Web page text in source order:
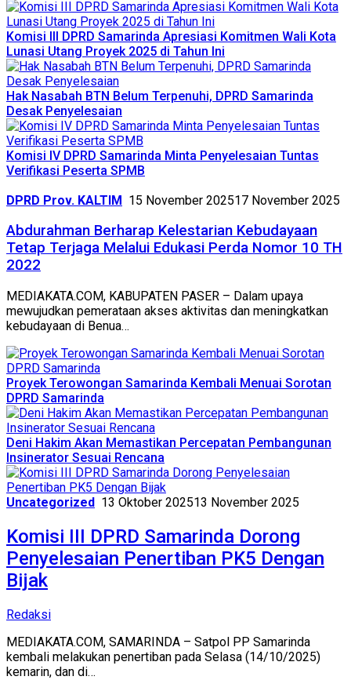
Komisi III DPRD Samarinda Apresiasi Komitmen Wali Kota
Lunasi Utang Proyek 2025 di Tahun Ini
Hak Nasabah BTN Belum Terpenuhi, DPRD Samarinda
Desak Penyelesaian
Komisi IV DPRD Samarinda Minta Penyelesaian Tuntas
Verifikasi Peserta SPMB
DPRD Prov. KALTIM 15 November 202517 November 2025
Abdurahman Berharap Kelestarian Kebudayaan
Tetap Terjaga Melalui Edukasi Perda Nomor 10 TH
2022
MEDIAKATA.COM, KABUPATEN PASER – Dalam upaya
mewujudkan pemerataan akses aktivitas dan meningkatkan
kebudayaan di Benua…
Proyek Terowongan Samarinda Kembali Menuai Sorotan
DPRD Samarinda
Deni Hakim Akan Memastikan Percepatan Pembangunan
Insinerator Sesuai Rencana
Uncategorized 13 Oktober 202513 November 2025
Komisi III DPRD Samarinda Dorong
Penyelesaian Penertiban PK5 Dengan
Bijak
Redaksi
MEDIAKATA.COM, SAMARINDA – Satpol PP Samarinda
kembali melakukan penertiban pada Selasa (14/10/2025)
kemarin, dan di…